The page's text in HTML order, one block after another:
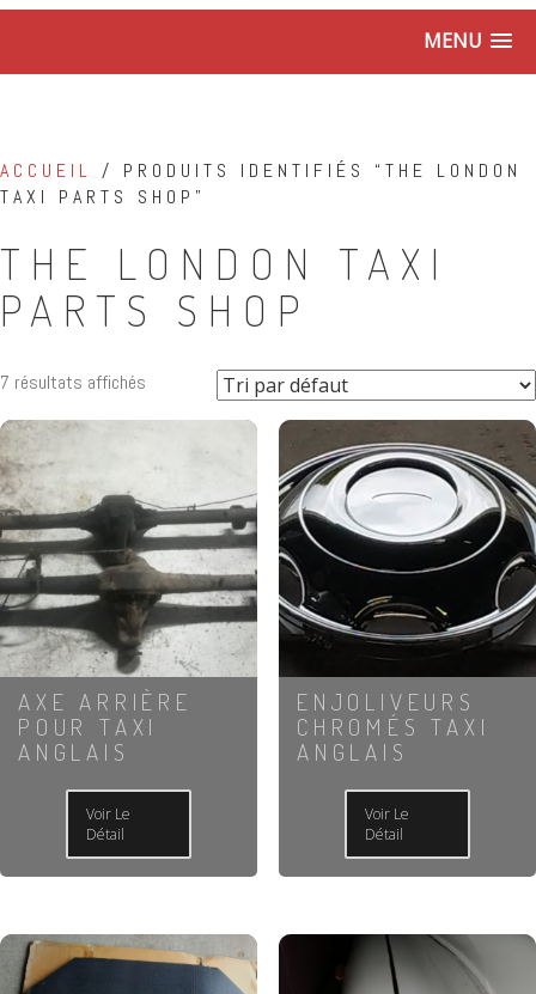
MENU
ACCUEIL / PRODUITS IDENTIFIÉS “THE LONDON
TAXI PARTS SHOP”
THE LONDON TAXI
PARTS SHOP
7 résultats affichés
AXE ARRIÈRE
POUR TAXI
ANGLAIS
Voir Le
Détail
ENJOLIVEURS
CHROMÉS TAXI
ANGLAIS
Voir Le
Détail